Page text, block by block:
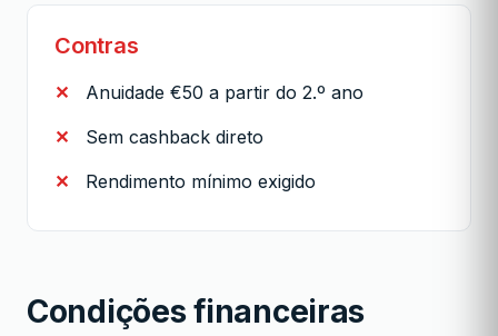
Contras
Anuidade €50 a partir do 2.º ano
Sem cashback direto
Rendimento mínimo exigido
Condições financeiras